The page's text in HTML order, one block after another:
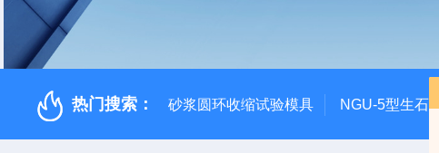
热门搜索： 砂浆圆环收缩试验模具 NGU-5型生石